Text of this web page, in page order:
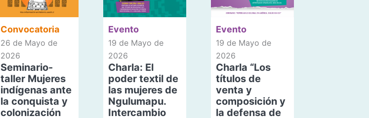
Convocatoria
26 de Mayo de
2026
Seminario-
taller Mujeres
indígenas ante
la conquista y
colonización
Evento
19 de Mayo de
2026
Charla: El
poder textil de
las mujeres de
Ngulumapu.
Intercambio
Evento
19 de Mayo de
2026
Charla “Los
títulos de
venta y
composición y
la defensa de